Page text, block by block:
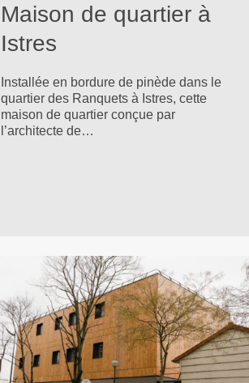
Maison de quartier à
Istres
Installée en bordure de pinède dans le
quartier des Ranquets à Istres, cette
maison de quartier conçue par
l’architecte de…